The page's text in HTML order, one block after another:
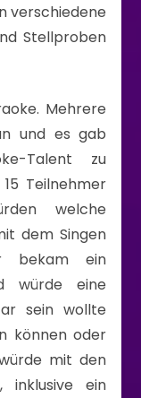
verschiedene
Stellproben
Mehrere
und es gab
Talent zu
Teilnehmer
welche
dem Singen
bekam ein
würde eine
sein wollte
können oder
mit den
inklusive ein